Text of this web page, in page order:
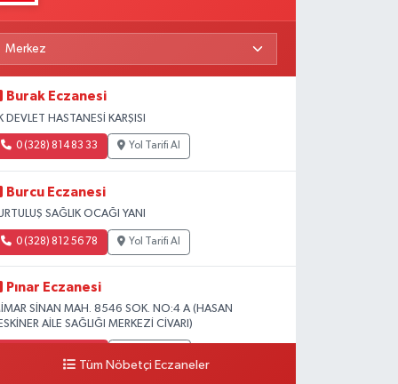
Burak Eczanesi
DEVLET HASTANESİ KARŞISI
0 (328) 814 83 33 Yol Tarifi Al
Burcu Eczanesi
SAĞLIK OCAĞI YANI
0 (328) 812 56 78 Yol Tarifi Al
Pınar Eczanesi
SİNAN MAH. 8546 SOK. NO:4 A (HASAN
AİLE SAĞLIĞI MERKEZİ CİVARI)
Tüm Nöbetçi Eczaneler